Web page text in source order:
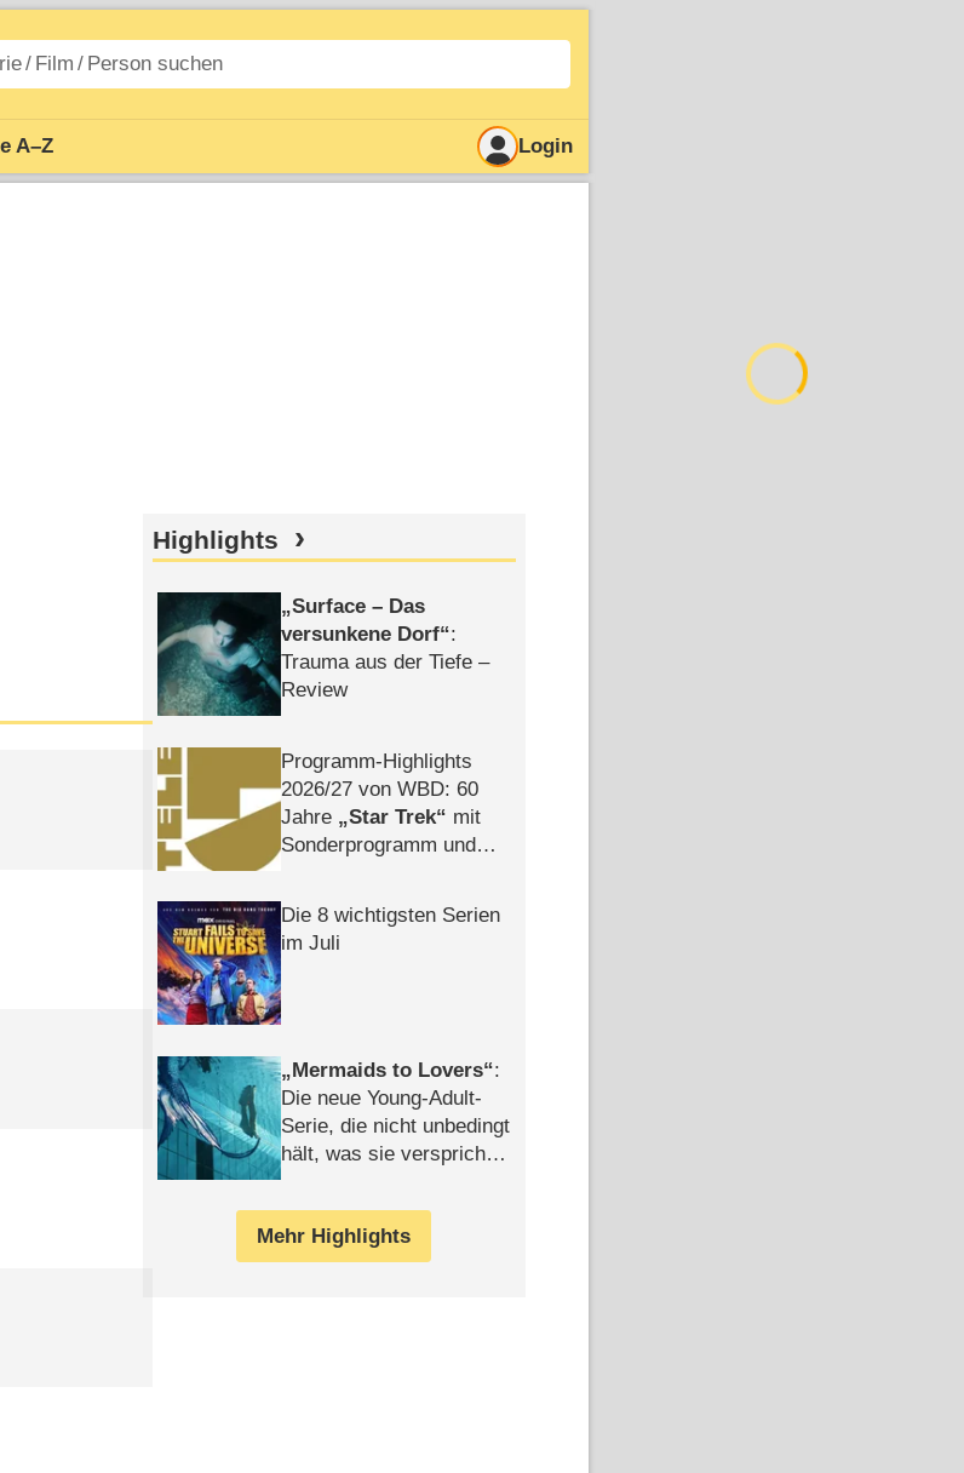
A–Z Login
Highlights
Surface – Das
versunkene Dorf :
Trauma aus der Tiefe –
Review
Programm-Highlights
2026/​27 von WBD: 60
Jahre
Star Trek
mit
Sonderprogramm und
Die 8 wichtigsten Serien
im Juli
Mermaids to Lovers :
Die neue Young-Adult-
Serie, die nicht unbedingt
hält, was sie verspricht –
Mehr Highlights